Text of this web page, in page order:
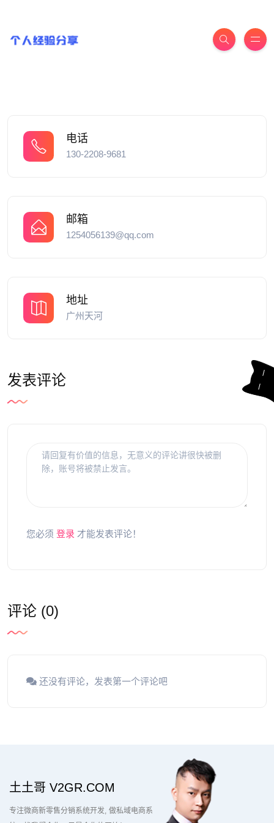
电话
130-2208-9681
邮箱
1254056139@qq.com
地址
广州天河
发表评论
您必须 登录 才能发表评论！
评论 (0)
还没有评论，发表第一个评论吧
土土哥 V2GR.COM
专注微商新零售分销系统开发 做私域电商系